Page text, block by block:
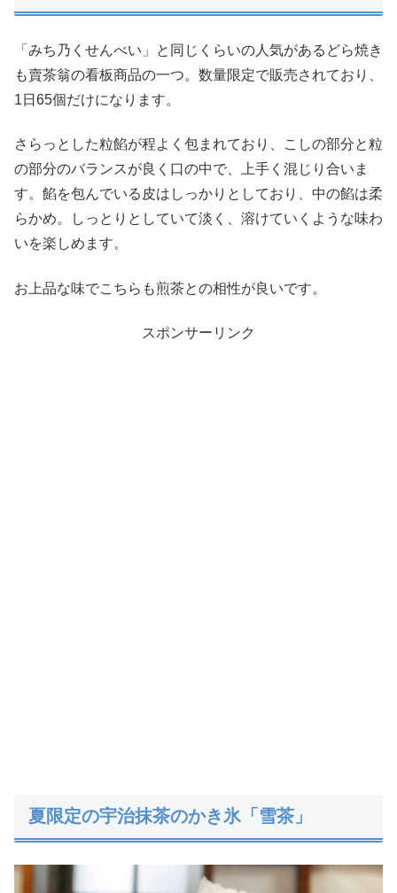
「みち乃くせんべい」と同じくらいの人気があるどら焼き
も賣茶翁の看板商品の一つ。数量限定で販売されており、
1日65個だけになります。
さらっとした粒餡が程よく包まれており、こしの部分と粒
の部分のバランスが良く口の中で、上手く混じり合いま
す。餡を包んでいる皮はしっかりとしており、中の餡は柔
らかめ。しっとりとしていて淡く、溶けていくような味わ
いを楽しめます。
お上品な味でこちらも煎茶との相性が良いです。
スポンサーリンク
夏限定の宇治抹茶のかき氷「雪茶」